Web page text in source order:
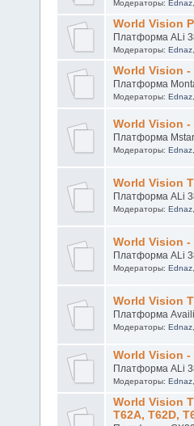
World Vision
Платформа
Модераторы: Ednaz
World Vision
Платформа ALi
Модераторы: Ednaz
World Vision -
Модераторы:Ednaz
World Vision -
Модераторы:Ednaz
World Vision
Модераторы:Ednaz
World Vision -
Модераторы:Ednaz
World Vision
Модераторы:Ednaz
World Vision -
Платформа ALi
Модераторы:Ednaz